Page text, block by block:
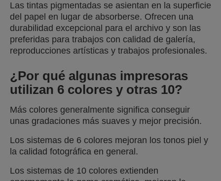
Las tintas pigmentadas se asientan en la superficie
del papel en lugar de absorberse. Ofrecen una
durabilidad excepcional para el archivo y son las
preferidas para trabajos con calidad de galería,
reproducciones artísticas y trabajos profesionales.
¿Por qué algunas impresoras
utilizan 6 colores y otras 10?
Más colores generalmente significa conseguir
unas gradaciones más suaves y mejor precisión.
Los sistemas de 6 colores mejoran los tonos piel y
la calidad fotográfica en general.
Los sistemas de 10 colores extienden